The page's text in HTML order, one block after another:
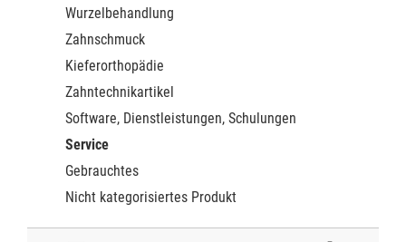
Wurzelbehandlung
Zahnschmuck
Kieferorthopädie
Zahntechnikartikel
Software, Dienstleistungen, Schulungen
Service
Gebrauchtes
Nicht kategorisiertes Produkt